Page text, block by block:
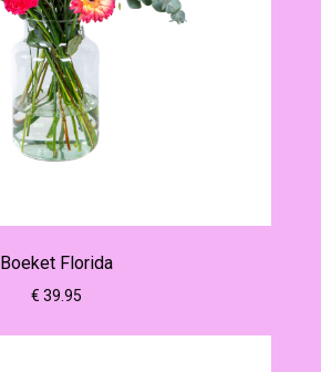
Boeket Florida
€ 39.95